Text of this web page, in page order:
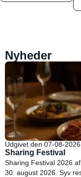
Nyheder
Udgivet den 07-08-2026
Sharing Festival
Sharing Festival 2026
30. august 2026. Syv